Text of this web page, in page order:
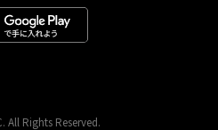
All Rights Reserved.